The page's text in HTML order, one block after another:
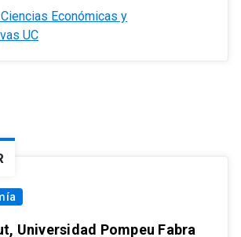
Económicas y
UC
Universidad Pompeu Fabra